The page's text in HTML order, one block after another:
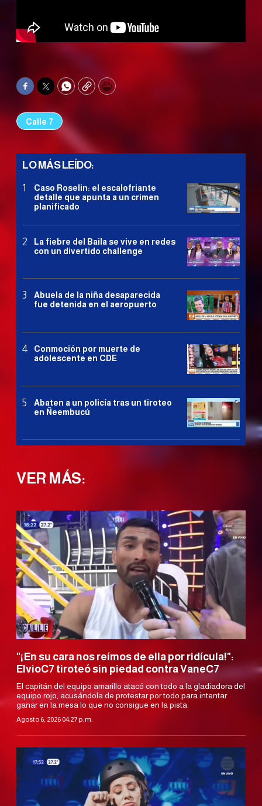
Facebook
TwitterWhatsApp
CopyPrint
Calle 7
LO MÁS LEÍDO:
Caso Roselin: el escalofriante
detalle que apunta a un crimen
planificado
La fiebre del Baila se vive en redes
con un divertido challenge
Abuela de la niña desaparecida
fue detenida en el aeropuerto
Conmoción por muerte de
adolescente en CDE
Abaten a un policía tras un tiroteo
en Ñeembucú
VER MÁS:
"¡En su cara nos reímos de ella por ridícula!":
ElvioC7 tiroteó sin piedad contra VaneC7
El capitán del equipo amarillo atacó con todo a la gladiadora del
equipo rojo, acusándola de protestar por todo para intentar
ganar en la mesa lo que no consigue en la pista.
Agosto 6, 2026 04:27 p. m.